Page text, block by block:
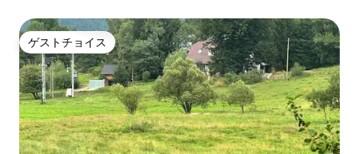
ゲストチョイス
ゲストチョイス